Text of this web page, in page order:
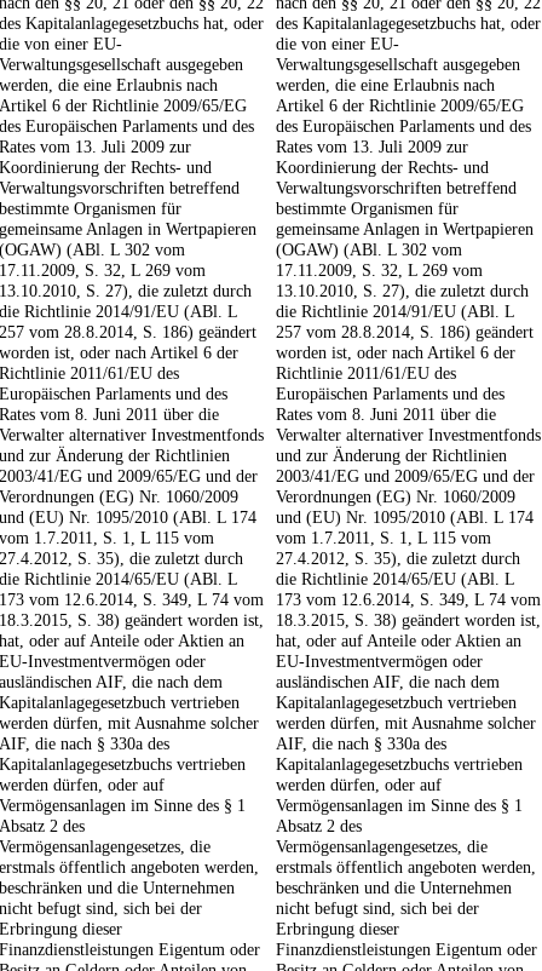
des Kapitalanlagegesetzbuchs hat, oder
die von einer EU-
Verwaltungsgesellschaft ausgegeben
werden, die eine Erlaubnis nach
Artikel 6 der Richtlinie 2009/65/EG
des Europäischen Parlaments und des
Rates vom 13. Juli 2009 zur
Koordinierung der Rechts- und
Verwaltungsvorschriften betreffend
bestimmte Organismen für
gemeinsame Anlagen in Wertpapieren
(OGAW) (ABl. L 302 vom
17.11.2009, S. 32, L 269 vom
13.10.2010, S. 27), die zuletzt durch
die Richtlinie 2014/91/EU (ABl. L
257 vom 28.8.2014, S. 186) geändert
worden ist, oder nach Artikel 6 der
Richtlinie 2011/61/EU des
Europäischen Parlaments und des
Rates vom 8. Juni 2011 über die
Verwalter alternativer Investmentfonds
und zur Änderung der Richtlinien
2003/41/EG und 2009/65/EG und der
Verordnungen (EG) Nr. 1060/2009
und (EU) Nr. 1095/2010 (ABl. L 174
vom 1.7.2011, S. 1, L 115 vom
27.4.2012, S. 35), die zuletzt durch
die Richtlinie 2014/65/EU (ABl. L
173 vom 12.6.2014, S. 349, L 74 vom
18.3.2015, S. 38) geändert worden ist,
hat, oder auf Anteile oder Aktien an
EU-Investmentvermögen oder
ausländischen AIF, die nach dem
Kapitalanlagegesetzbuch vertrieben
werden dürfen, mit Ausnahme solcher
AIF, die nach § 330a des
Kapitalanlagegesetzbuchs vertrieben
werden dürfen, oder auf
Vermögensanlagen im Sinne des § 1
Absatz 2 des
Vermögensanlagengesetzes, die
erstmals öffentlich angeboten werden,
beschränken und die Unternehmen
nicht befugt sind, sich bei der
Erbringung dieser
Finanzdienstleistungen Eigentum oder
des Kapitalanlagegesetzbuchs hat, oder
die von einer EU-
Verwaltungsgesellschaft ausgegeben
werden, die eine Erlaubnis nach
Artikel 6 der Richtlinie 2009/65/EG
des Europäischen Parlaments und des
Rates vom 13. Juli 2009 zur
Koordinierung der Rechts- und
Verwaltungsvorschriften betreffend
bestimmte Organismen für
gemeinsame Anlagen in Wertpapieren
(OGAW) (ABl. L 302 vom
17.11.2009, S. 32, L 269 vom
13.10.2010, S. 27), die zuletzt durch
die Richtlinie 2014/91/EU (ABl. L
257 vom 28.8.2014, S. 186) geändert
worden ist, oder nach Artikel 6 der
Richtlinie 2011/61/EU des
Europäischen Parlaments und des
Rates vom 8. Juni 2011 über die
Verwalter alternativer Investmentfonds
und zur Änderung der Richtlinien
2003/41/EG und 2009/65/EG und der
Verordnungen (EG) Nr. 1060/2009
und (EU) Nr. 1095/2010 (ABl. L 174
vom 1.7.2011, S. 1, L 115 vom
27.4.2012, S. 35), die zuletzt durch
die Richtlinie 2014/65/EU (ABl. L
173 vom 12.6.2014, S. 349, L 74 vom
18.3.2015, S. 38) geändert worden ist,
hat, oder auf Anteile oder Aktien an
EU-Investmentvermögen oder
ausländischen AIF, die nach dem
Kapitalanlagegesetzbuch vertrieben
werden dürfen, mit Ausnahme solcher
AIF, die nach § 330a des
Kapitalanlagegesetzbuchs vertrieben
werden dürfen, oder auf
Vermögensanlagen im Sinne des § 1
Absatz 2 des
Vermögensanlagengesetzes, die
erstmals öffentlich angeboten werden,
beschränken und die Unternehmen
nicht befugt sind, sich bei der
Erbringung dieser
Finanzdienstleistungen Eigentum oder